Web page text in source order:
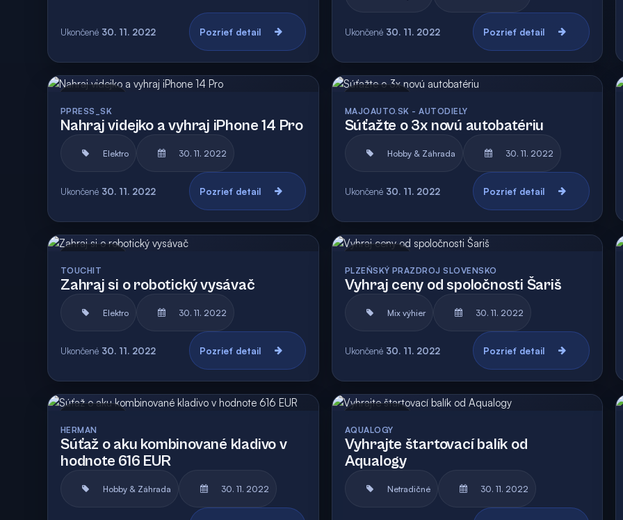
Ukončené 30. 11. 2022 Pozrieť detail Ukončené 30. 11. 2022 Pozrieť detail
PPRESS_SK
Nahraj videjko a vyhraj iPhone 14 Pro
Elektro 30. 11. 2022
Ukončené 30. 11. 2022 Pozrieť detail
MAJOAUTO.SK - AUTODIELY
Súťažte o 3x novú autobatériu
Hobby & Záhrada 30. 11. 2022
Ukončené 30. 11. 2022 Pozrieť detail
TOUCHIT
Zahraj si o robotický vysávač
Elektro 30. 11. 2022
Ukončené 30. 11. 2022 Pozrieť detail
PLZEŇSKÝ PRAZDROJ SLOVENSKO
Vyhraj ceny od spoločnosti Šariš
Mix výhier 30. 11. 2022
Ukončené 30. 11. 2022 Pozrieť detail
HERMAN
Súťaž o aku kombinované kladivo v
hodnote 616 EUR
Hobby & Záhrada 30. 11. 2022
AQUALOGY
Vyhrajte štartovací balík od
Aqualogy
Netradičné 30. 11. 2022